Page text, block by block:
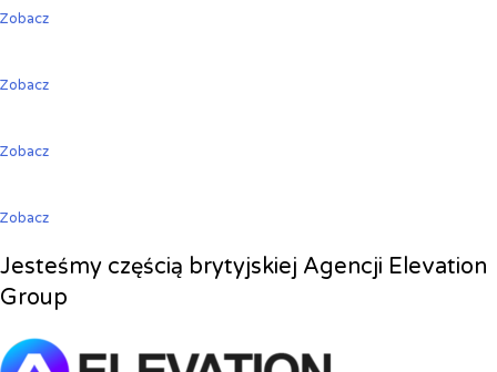
Zobacz
Zobacz
Zobacz
Zobacz
Jesteśmy częścią brytyjskiej Agencji Elevation
Group